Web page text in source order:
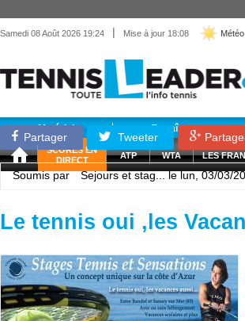
Samedi 08 Août 2026 19:24 | Mise à jour 18:08 Météo
Matériel Entraînement
SCORES EN
DIRECT
ATP WTA LES
Partager Tweeter
Soumis par Sejours et stag...le lun, 03/03/
Le tennis oui ,les